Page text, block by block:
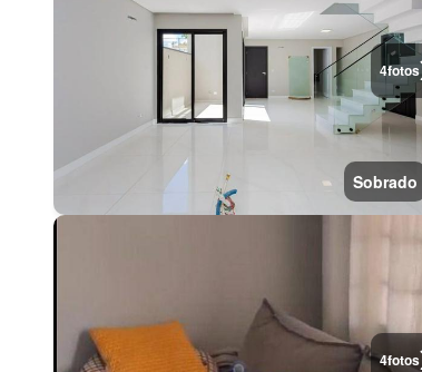
4fotos
Sobrado
4fotos